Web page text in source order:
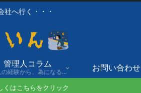
社へ行く・・・
管理人コラム
管理人の経験から、為になる話や自身の経験談を発信。
お問い合わせ
くはこちらをクリック